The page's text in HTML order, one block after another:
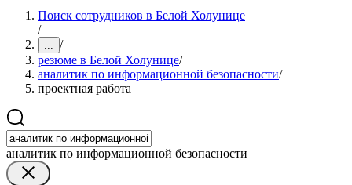
Поиск сотрудников в Белой Холунице
/
... /
резюме в Белой Холунице/
аналитик по информационной безопасности/
проектная работа
аналитик по информационной безопасности